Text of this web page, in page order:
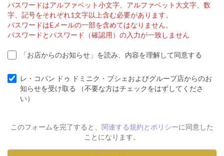
パスワードはアルファベット小文字、アルファベット大文字、数
字、記号をそれぞれ1文字以上含む必要があります。
パスワードはEメールの一部を含めてはなりません。
パスワードとパスワード（確認用）の入力が一致しません
「お店からのお知らせ」を読み、内容を理解して同意する
レ・コパン ドゥ ドミニク・ブシェおよびグループ店からのお
知らせを受け取る （不要な方はチェックをはずしてくださ
い）
このフォームを完了すると、 関連する規約とポリシーに同意した
ことになります。